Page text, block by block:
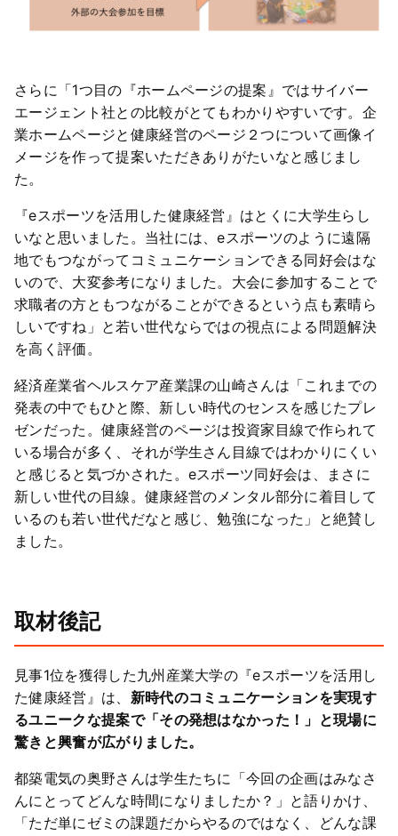
さらに「1つ目の『ホームページの提案』ではサイバー
エージェント社との比較がとてもわかりやすいです。企
業ホームページと健康経営のページ２つについて画像イ
メージを作って提案いただきありがたいなと感じまし
た。
『eスポーツを活用した健康経営』はとくに大学生らし
いなと思いました。当社には、eスポーツのように遠隔
地でもつながってコミュニケーションできる同好会はな
いので、大変参考になりました。大会に参加することで
求職者の方ともつながることができるという点も素晴ら
しいですね」と若い世代ならではの視点による問題解決
を高く評価。
経済産業省ヘルスケア産業課の山崎さんは「これまでの
発表の中でもひと際、新しい時代のセンスを感じたプレ
ゼンだった。健康経営のページは投資家目線で作られて
いる場合が多く、それが学生さん目線ではわかりにくい
と感じると気づかされた。eスポーツ同好会は、まさに
新しい世代の目線。健康経営のメンタル部分に着目して
いるのも若い世代だなと感じ、勉強になった」と絶賛し
ました。
取材後記
見事1位を獲得した九州産業大学の『eスポーツを活用し
た健康経営』は、 新時代のコミュニケーションを実現す
るユニークな提案で「その発想はなかった！」と現場に
驚きと興奮が広がりました。
都築電気の奥野さんは学生たちに「今回の企画はみなさ
んにとってどんな時間になりましたか？」と語りかけ、
「ただ単にゼミの課題だからやるのではなく、どんな課